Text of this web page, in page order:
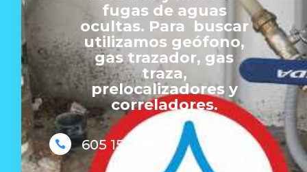
fugas de aguas
ocultas. Para buscar
utilizamos geófono,
gas trazador, gas
traza,
prelocalizadores y
correladores.
 605 150 150